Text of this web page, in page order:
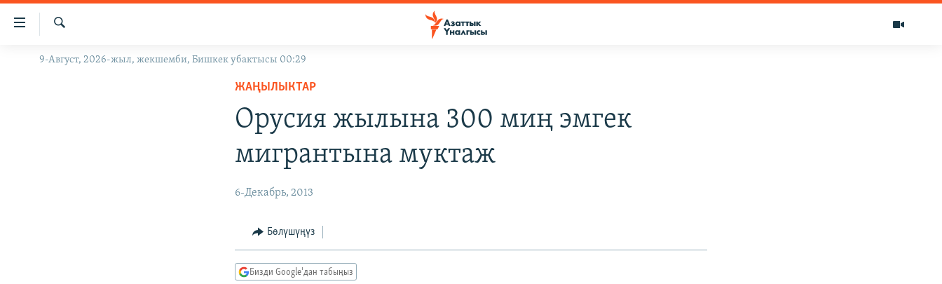
Линктер
Мазмунга
Навигацияга
ЖАҢЫЛЫКТАР
Издөө
9-Август, 2026-жыл, жекшемби, Бишкек убактысы 00:29
ЖАҢЫЛЫКТАР
Орусия жылына 300 миң эмгек
мигрантына муктаж
6-Декабрь, 2013
Бөлүшүңүз
Бизди Google'дан табыңыз